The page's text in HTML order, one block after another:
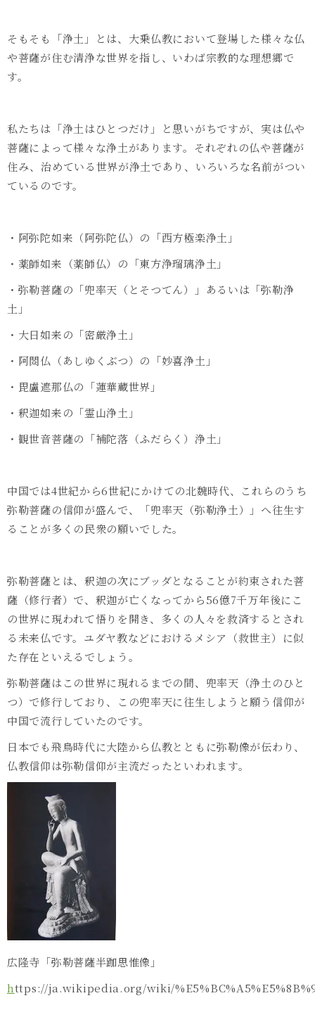
そもそも「浄土」とは、大乗仏教において登場した様々な仏
や菩薩が住む清浄な世界を指し、いわば宗教的な理想郷で
す。
私たちは「浄土はひとつだけ」と思いがちですが、実は仏や
菩薩によって様々な浄土があります。それぞれの仏や菩薩が
住み、治めている世界が浄土であり、いろいろな名前がつい
ているのです。
・阿弥陀如来（阿弥陀仏）の「西方極楽浄土」
・薬師如来（薬師仏）の「東方浄瑠璃浄土」
・弥勒菩薩の「兜率天（とそつてん）」あるいは「弥勒浄
土」
・大日如来の「密厳浄土」
・阿閦仏（あしゆくぶつ）の「妙喜浄土」
・毘盧遮那仏の「蓮華蔵世界」
・釈迦如来の「霊山浄土」
・観世音菩薩の「補陀落（ふだらく）浄土」
中国では4世紀から6世紀にかけての北魏時代、これらのうち
弥勒菩薩の信仰が盛んで、「兜率天（弥勒浄土）」へ往生す
ることが多くの民衆の願いでした。
弥勒菩薩とは、釈迦の次にブッダとなることが約束された菩
薩（修行者）で、釈迦が亡くなってから56億7千万年後にこ
の世界に現われて悟りを開き、多くの人々を救済するとされ
る未来仏です。ユダヤ教などにおけるメシア（救世主）に似
た存在といえるでしょう。
弥勒菩薩はこの世界に現れるまでの間、兜率天（浄土のひと
つ）で修行しており、この兜率天に往生しようと願う信仰が
中国で流行していたのです。
日本でも飛鳥時代に大陸から仏教とともに弥勒像が伝わり、
仏教信仰は弥勒信仰が主流だったといわれます。
広隆寺「弥勒菩薩半跏思惟像」
https://ja.wikipedia.org/wiki/